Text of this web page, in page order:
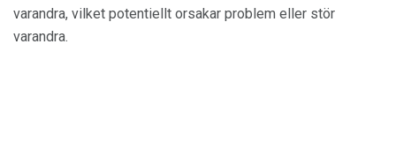
varandra, vilket potentiellt orsakar problem eller stör
varandra.